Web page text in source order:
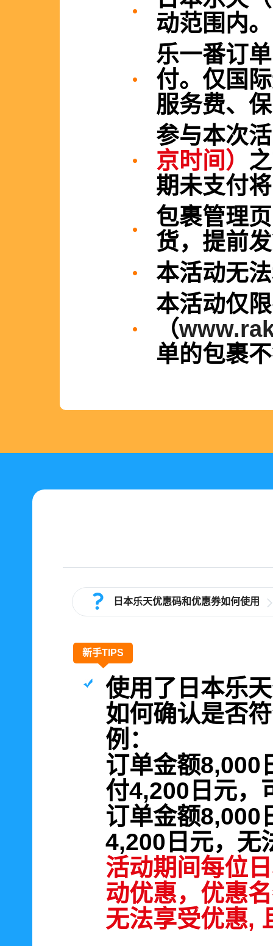
动范围内。
乐一番订
付。仅国
服务费、
参与本次
京时间）
期未支付
包裹管理
货，提前
本活动无
本活动仅
（
单的包裹
日本乐天优惠码和优惠券如何使用
新手TIPS
使用了日本乐
如何确认是否
例：
订单金额8,000
付4,200日元，
订单金额8,000
4,200日元，无
活动期间每位
动优惠，优惠
无法享受优惠,